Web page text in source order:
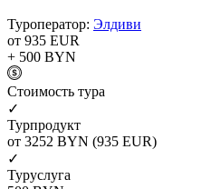
Туроператор: Элдиви
от 935 EUR
+ 500 BYN
Cтоимость тура
✓
Турпродукт
от 3252 BYN (935 EUR)
✓
Туруслуга